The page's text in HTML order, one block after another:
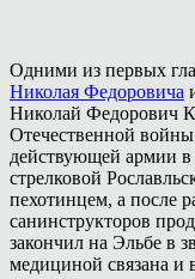
Одними из первых
Николая Федоровича
Николай Федорович
Отечественной
действующей армии в
стрелковой
пехотинцем, а после
санинструкторов
закончил на Эльбе в
медициной связана и